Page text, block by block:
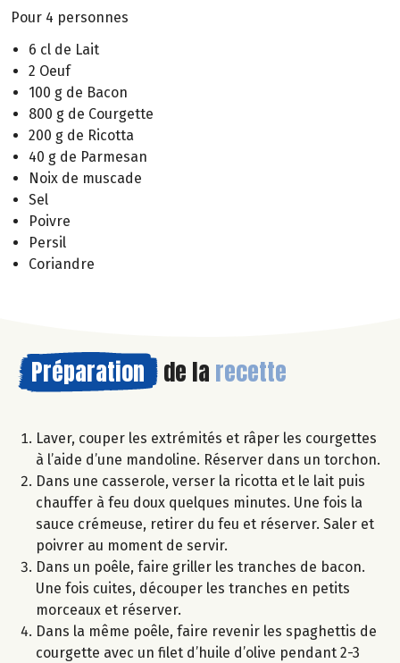
Pour 4 personnes
6 cl de Lait
2 Oeuf
100 g de Bacon
800 g de Courgette
200 g de Ricotta
40 g de Parmesan
Noix de muscade
Sel
Poivre
Persil
Coriandre
Préparation de la recette
Laver, couper les extrémités et râper les courgettes
à l’aide d’une mandoline. Réserver dans un torchon.
Dans une casserole, verser la ricotta et le lait puis
chauffer à feu doux quelques minutes. Une fois la
sauce crémeuse, retirer du feu et réserver. Saler et
poivrer au moment de servir.
Dans un poêle, faire griller les tranches de bacon.
Une fois cuites, découper les tranches en petits
morceaux et réserver.
Dans la même poêle, faire revenir les spaghettis de
courgette avec un filet d’huile d’olive pendant 2-3